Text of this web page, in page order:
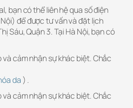
bạn có thể liên hệ qua số điện
để được tư vấn và đặt lịch
Sáu, Quận 3. Tại Hà Nội, bạn có
cảm nhận sự khác biệt. Chắc
da ) .
cảm nhận sự khác biệt. Chắc